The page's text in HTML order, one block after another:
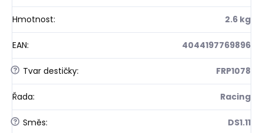
Hmotnost: 2.6 kg
EAN: 4044197769896
? Tvar destičky: FRP1078
Řada: Racing
? Směs: DS1.11